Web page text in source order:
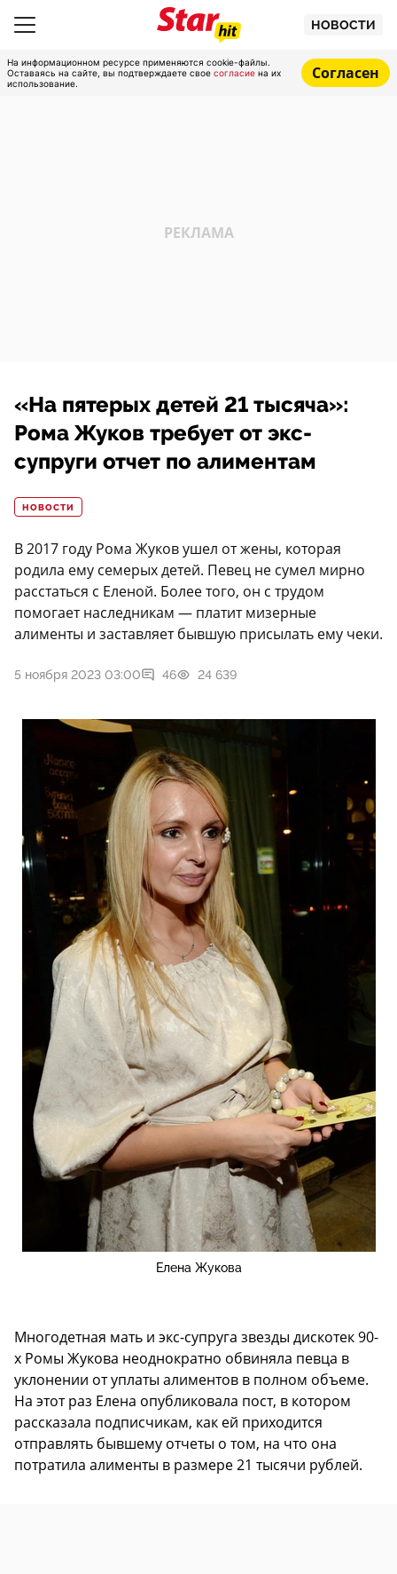
НОВОСТИ
На информационном ресурсе применяются cookie-файлы.
Оставаясь на сайте, вы подтверждаете свое согласие на их
использование.
Согласен
«На пятерых детей 21 тысяча»:
Рома Жуков требует от экс-
супруги отчет по алиментам
НОВОСТИ
В 2017 году Рома Жуков ушел от жены, которая
родила ему семерых детей. Певец не сумел мирно
расстаться с Еленой. Более того, он с трудом
помогает наследникам — платит мизерные
алименты и заставляет бывшую присылать ему чеки.
5 ноября 2023 03:00 46 24 639
Елена Жукова
Многодетная мать и экс-супруга звезды дискотек 90-
х Ромы Жукова неоднократно обвиняла певца в
уклонении от уплаты алиментов в полном объеме.
На этот раз Елена опубликовала пост, в котором
рассказала подписчикам, как ей приходится
отправлять бывшему отчеты о том, на что она
потратила алименты в размере 21 тысячи рублей.